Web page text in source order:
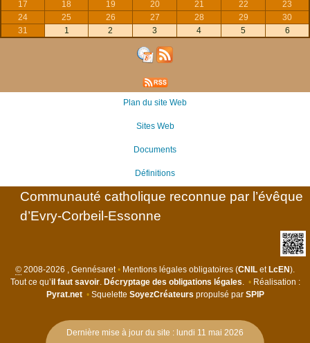
17
18 19 20 21 22
23
24
25 26 27 28 29
30
31
1 2 3 4 5 6
Plan du site Web
Sites Web
Documents
Définitions
Communauté catholique reconnue par l’évêque
d’Evry-Corbeil-Essonne
© 2008-2026 , Gennésaret • Mentions légales obligatoires (CNIL et LcEN).
Tout ce qu’il faut savoir. Décryptage des obligations légales. • Réalisation :
Pyrat.net •Squelette SoyezCréateurs propulsé par SPIP
Dernière mise à jour du site : lundi 11 mai 2026